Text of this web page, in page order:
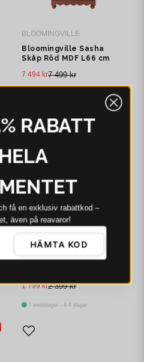
BLOOMINGVILLE
Bloomingville Sasha
Skåp Röd MDF L66 cm
7 499 kr
7 494 kr
BLOOMINGVILLE
Bloomingville Hazem
2 399 kr
1 799 kr
I webblager - 4-8 dagar
-25%
RABATT
få en exklusiv rabattkod –
även på reavaror!
HÄMTA KOD